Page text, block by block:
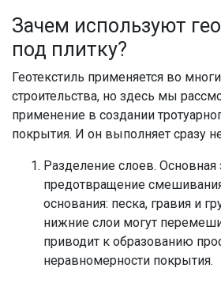
Зачем используют
под плитку?
Геотекстиль применяется во
строительства, но здесь мы
применение в создании
покрытия. И он выполняет сразу
Разделение слоев. Основная
предотвращение
основания: песка, гравия и
нижние слои могут
приводит к образованию
неравномерности покрытия.